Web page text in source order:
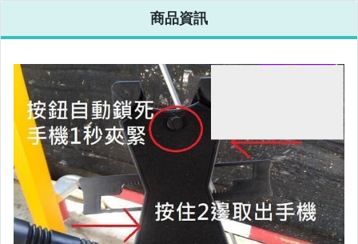
運動、戶外與休閒
嬰幼兒與孕婦
汽機車精品百貨
居家、家具與園藝
玩具、模型與公仔
男性精品與服飾
商品資訊